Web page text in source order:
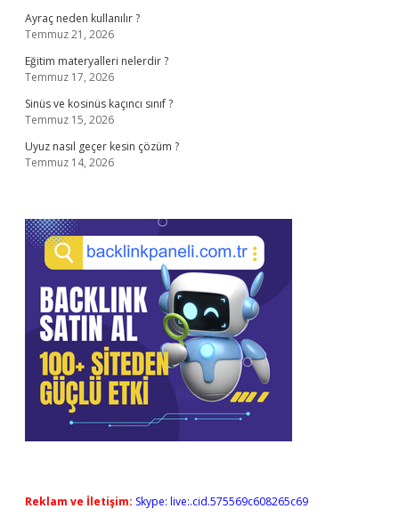
Ayraç neden kullanılır ?
Temmuz 21, 2026
Eğitim materyalleri nelerdir ?
Temmuz 17, 2026
Sinüs ve kosinüs kaçıncı sınıf ?
Temmuz 15, 2026
Uyuz nasıl geçer kesin çözüm ?
Temmuz 14, 2026
Reklam ve İletişim: Skype: live:.cid.575569c608265c69